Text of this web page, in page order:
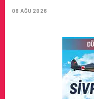
06 AĞU 2026